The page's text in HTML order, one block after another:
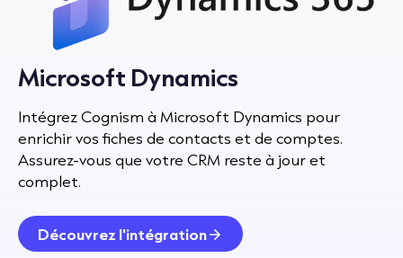
Microsoft Dynamics
Intégrez Cognism à Microsoft Dynamics pour
enrichir vos fiches de contacts et de comptes.
Assurez-vous que votre CRM reste à jour et
complet.
Découvrez l'intégration